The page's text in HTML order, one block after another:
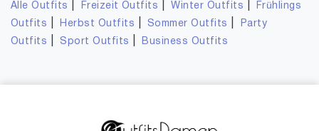
Alle Outfits Freizeit Outfits |Winter Outfits
Frühlings
Outfits
Herbst Outfits Sommer Outfits
Party
Outfits
Sport Outfits Business Outfits